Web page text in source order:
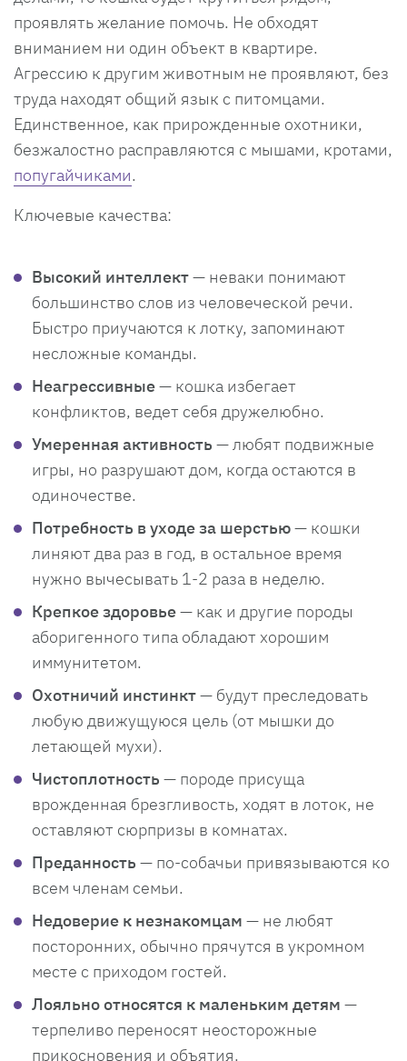
проявлять желание помочь. Не обходят
вниманием ни один объект в квартире.
Агрессию к другим животным не проявляют, без
труда находят общий язык с питомцами.
Единственное, как прирожденные охотники,
безжалостно расправляются с мышами, кротами,
попугайчиками.
Ключевые качества:
Высокий интеллект— неваки понимают
большинство слов из человеческой речи.
Быстро приучаются к лотку, запоминают
несложные команды.
Неагрессивные— кошка избегает
конфликтов, ведет себя дружелюбно.
Умеренная активность — любят подвижные
игры, но разрушают дом, когда остаются в
одиночестве.
Потребность в уходе за шерстью— кошки
линяют два раз в год, в остальное время
нужно вычесывать 1-2 раза в неделю.
Крепкое здоровье— как и другие породы
аборигенного типа обладают хорошим
иммунитетом.
Охотничий инстинкт— будут преследовать
любую движущуюся цель (от мышки до
летающей мухи).
Чистоплотность — породе присуща
врожденная брезгливость, ходят в лоток, не
оставляют сюрпризы в комнатах.
Преданность — по-собачьи привязываются ко
всем членам семьи.
Недоверие к незнакомцам — не любят
посторонних, обычно прячутся в укромном
месте с приходом гостей.
Лояльно относятся к маленьким детям —
терпеливо переносят неосторожные
прикосновения и объятия.